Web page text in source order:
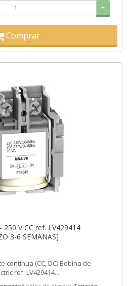
+
Comprar
V CC ref. LV429414
3-6 SEMANAS]
ref. LV429414...